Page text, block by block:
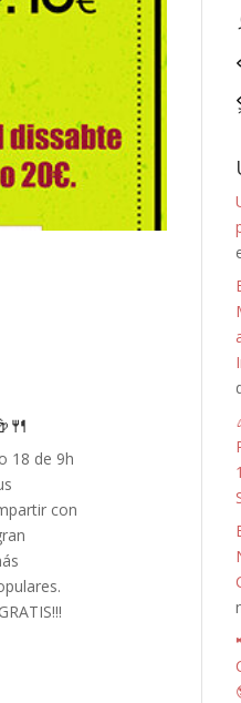
18 de 9h
con